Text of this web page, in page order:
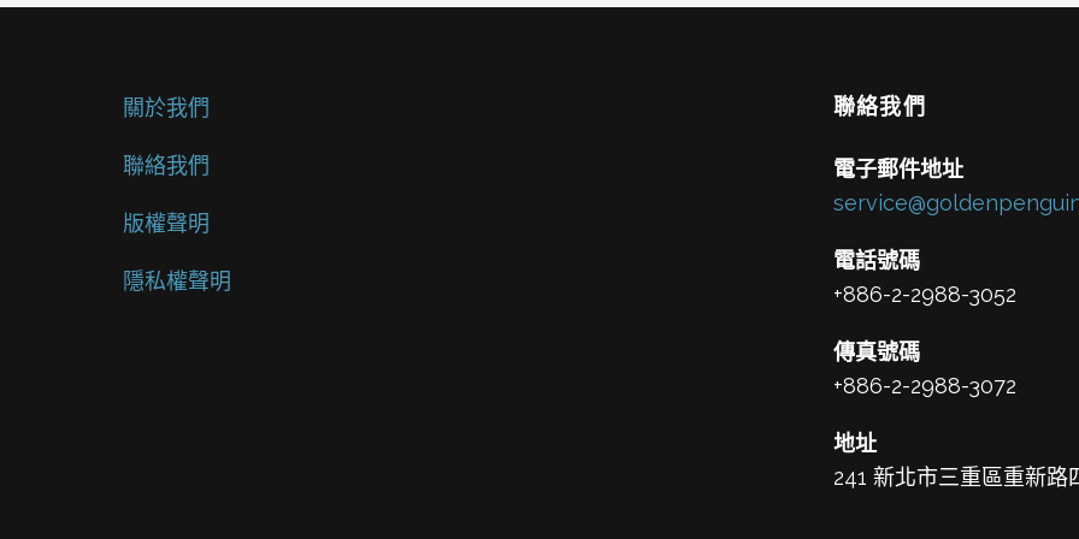
關於我們
聯絡我們
版權聲明
隱私權聲明
聯絡我們
電子郵件地址
電話號碼
+886-2-2988-3052
傳真號碼
+886-2-2988-3072
地址
241 新北市三重區重新路